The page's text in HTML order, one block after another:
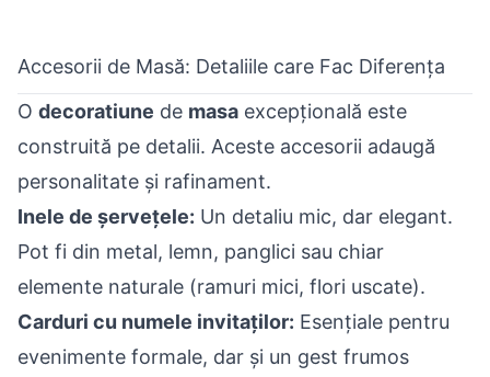
Accesorii de Masă: Detaliile care Fac Diferența
O decoratiune de masa excepțională este
construită pe detalii. Aceste accesorii adaugă
personalitate și rafinament.
Inele de șervețele: Un detaliu mic, dar elegant.
Pot fi din metal, lemn, panglici sau chiar
elemente naturale (ramuri mici, flori uscate).
Carduri cu numele invitaților: Esențiale pentru
evenimente formale, dar și un gest frumos